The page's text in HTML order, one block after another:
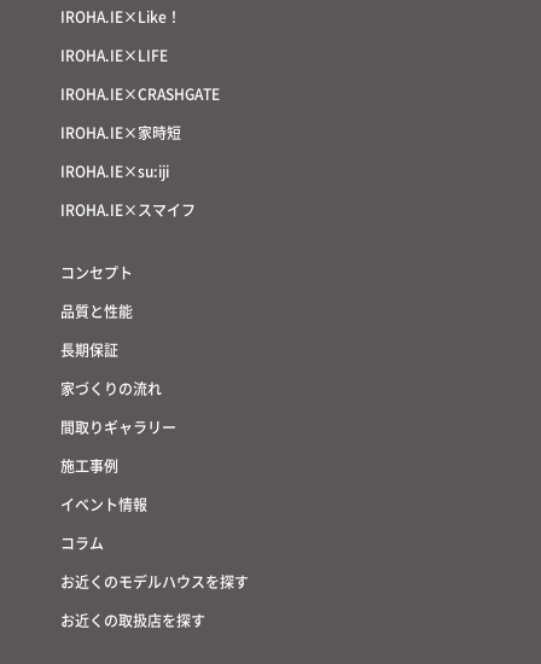
IROHA.IE×Like！
IROHA.IE×LIFE
IROHA.IE×CRASHGATE
IROHA.IE×家時短
IROHA.IE×su:iji
IROHA.IE×スマイフ
コンセプト
品質と性能
長期保証
家づくりの流れ
間取りギャラリー
施工事例
イベント情報
コラム
お近くのモデルハウスを探す
お近くの取扱店を探す